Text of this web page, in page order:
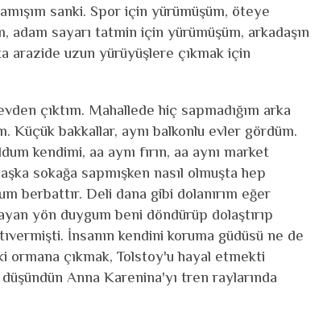
sanki. Spor için yürümüşüm, öteye
adam sayarı tatmin için yürümüşüm, arkadaşın
arazide uzun yürüyüşlere çıkmak için
çıktım. Mahallede hiç sapmadığım arka
Küçük bakkallar, aynı balkonlu evler gördüm.
kendimi, aa aynı fırın, aa aynı market
sokağa sapmışken nasıl olmuşta hep
berbattır. Deli dana gibi dolanırım eğer
yön duygum beni döndürüp dolaştırıp
İnsanın kendini koruma güdüsü ne de
ormana çıkmak, Tolstoy'u hayal etmekti
Anna Karenina'yı tren raylarında